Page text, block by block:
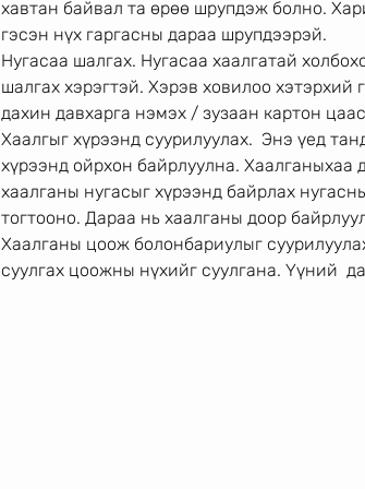
хавтан байвал та өрөө шрупдэж болно.
гэсэн нүх гаргасны дараа шрупдээрэй.
Нугасаа шалгах. Нугасаа хаалгатай
шалгах хэрэгтэй. Хэрэв ховилоо
дахин давхарга нэмэх / зузаан картон
Хаалгыг хүрээнд суурилуулах.  Энэ үед
хүрээнд ойрхон байрлуулна. Хаалганыхаа
хаалганы нугасыг хүрээнд байрлах
тогтооно. Дараа нь хаалганы доор
Хаалганы цоож болонбариулыг
суулгах цоожны нүхийг суулгана. Үүний